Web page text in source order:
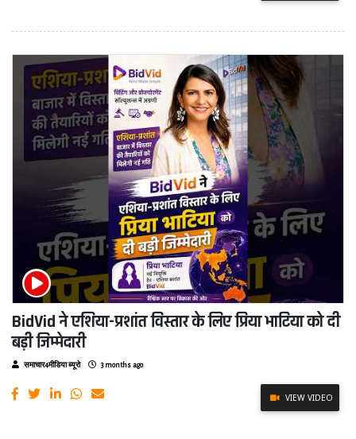
BidVid ने एशिया-प्रशांत विस्तार के लिए प्रिया भाटिया को दी
बड़ी जिम्मेदारी
समाचार4मीडिया ब्यूरो 3 months ago
VIEW VIDEO